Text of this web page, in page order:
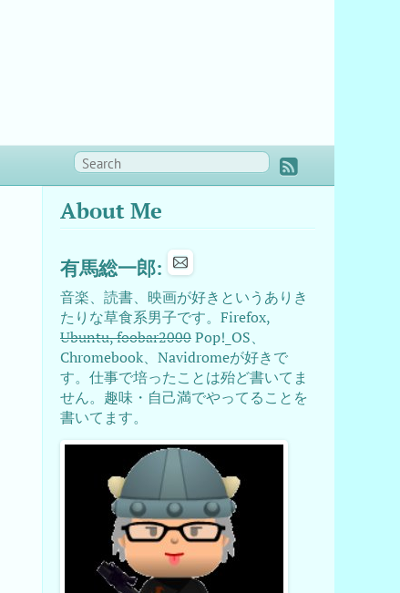
About Me
有馬総一郎:
音楽、読書、映画が好きというありき
たりな草食系男子です。Firefox,
Ubuntu, foobar2000Pop!_OS、
Chromebook、Navidromeが好きで
す。仕事で培ったことは殆ど書いてま
せん。趣味・自己満でやってることを
書いてます。